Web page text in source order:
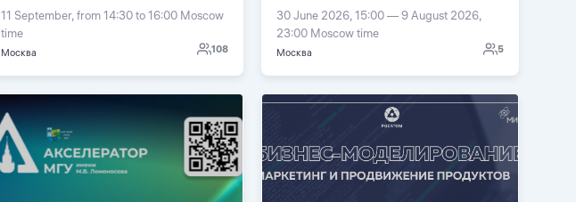
11 September, from 14:30 to 16:00 Moscow
time
Москва 108
30 June 2026, 15:00 — 9 August 2026,
23:00 Moscow time
Москва 5